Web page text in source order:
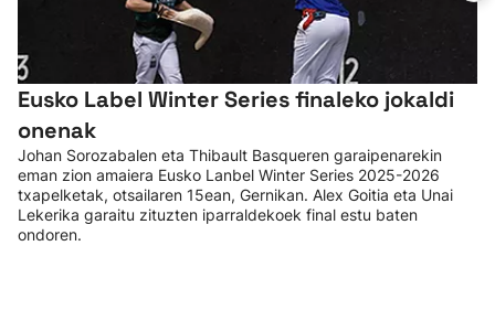
Eusko Label Winter Series finaleko jokaldi
onenak
Johan Sorozabalen eta Thibault Basqueren garaipenarekin
eman zion amaiera Eusko Lanbel Winter Series 2025-2026
txapelketak, otsailaren 15ean, Gernikan. Alex Goitia eta Unai
Lekerika garaitu zituzten iparraldekoek final estu baten
ondoren.